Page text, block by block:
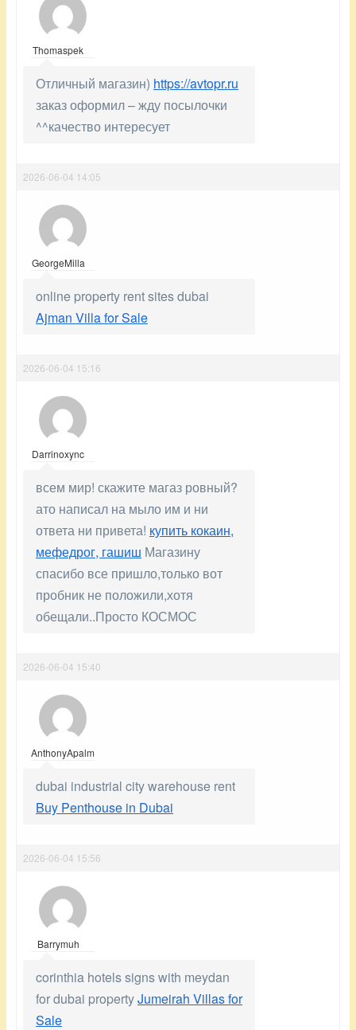
Thomaspek
Отличный магазин) https://avtopr.ru
заказ оформил – жду посылочки
^^качество интересует
2026-06-04 14:05
GeorgeMilla
online property rent sites dubai
Ajman Villa for Sale
2026-06-04 15:16
Darrinoxync
всем мир! скажите магаз ровный?
ато написал на мыло им и ни
ответа ни привета! купить кокаин,
мефедрог, гашиш Магазину
спасибо все пришло,только вот
пробник не положили,хотя
обещали..Просто КОСМОС
2026-06-04 15:40
AnthonyApalm
dubai industrial city warehouse rent
Buy Penthouse in Dubai
2026-06-04 15:56
Barrymuh
corinthia hotels signs with meydan
for dubai propertyJumeirah Villas for
Sale